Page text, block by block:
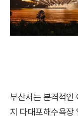
부산시는 본격적인
지 다대포해수욕장